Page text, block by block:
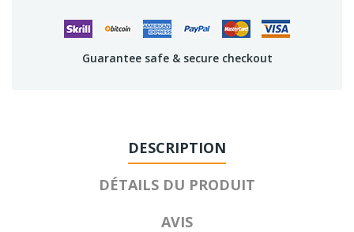
Guarantee safe & secure checkout
DESCRIPTION
DÉTAILS DU PRODUIT
AVIS